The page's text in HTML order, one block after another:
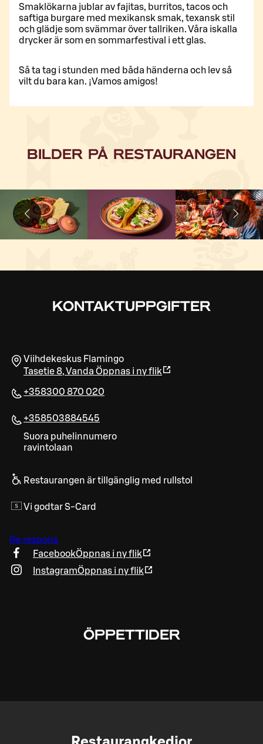
Smaklökarna jublar av fajitas, burritos, tacos och
saftiga burgare med mexikansk smak, texansk stil
och glädje som svämmar över tallriken. Våra iskalla
drycker är som en sommarfestival i ett glas.
Så ta tag i stunden med båda händerna och lev så
vilt du bara kan. ¡Vamos amigos!
BILDER PÅ RESTAURANGEN
KONTAKTUPPGIFTER
Viihdekeskus Flamingo
Tasetie 8,Vanda Öppnas i ny flik
+358300 870 020
+358503884545
Suora puhelinnumero
ravintolaan
Restaurangen är tillgänglig med rullstol
Vi godtar S-Card
Ge respons
FacebookÖppnas i ny flik
InstagramÖppnas i ny flik
ÖPPETTIDER